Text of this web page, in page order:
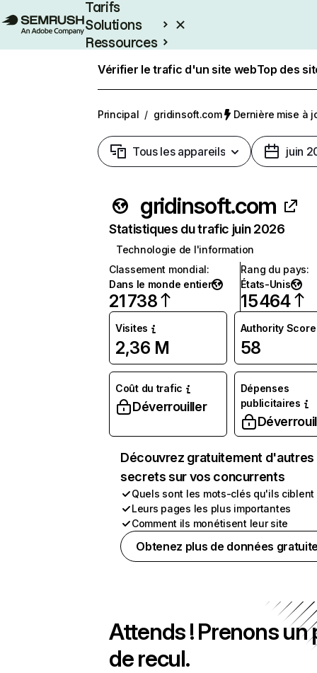
Tarifs
Solutions
Ressources
Vérifier le trafic d'un site webTop des
Principal / gridinsoft.com Dernière mise à
Tous les appareils juin
gridinsoft.com
Statistiques du trafic juin 2026
Technologie de l'information
Classement mondial:
Dans le monde entier
21 738
Rang du pays:
États-Unis
15 464
Visites
2,36 M
Authority Score
58
Coût du trafic
Déverrouiller
Dépenses
publicitaires
Découvrez gratuitement d'autres
secrets sur vos concurrents
Quels sont les mots-clés qu'ils ciblent
Leurs pages les plus importantes
Comment ils monétisent leur site
Obtenez plus de données
Attends ! Prenons un
de recul.